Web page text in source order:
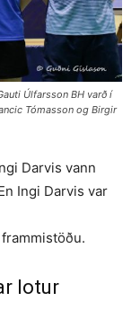
Úlfarsson BH varð í
Tómasson og Birgir
Darvis vann
Ingi Darvis var
lotur